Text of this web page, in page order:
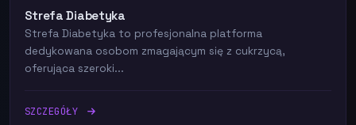
Strefa Diabetyka
Strefa Diabetyka to profesjonalna platforma
dedykowana osobom zmagającym się z cukrzycą,
oferująca szeroki...
SZCZEGÓŁY